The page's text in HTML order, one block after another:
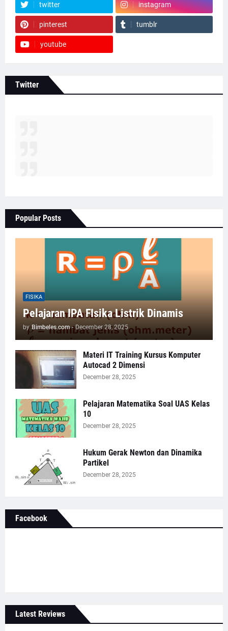
twitter instagram
pinterest tumblr
youtube
Twitter
Popular Posts
FISIKA
Pelajaran IPA FIsika Listrik Dinamis
by Bimbeles.com - December 28, 2025
Materi IT Training Kursus Komputer
Autocad 2 Dimensi
December 28, 2025
Pelajaran Matematika Soal UAS Kelas
10
December 28, 2025
Hukum Gerak Newton dan Dinamika
Partikel
December 28, 2025
Facebook
Latest Reviews